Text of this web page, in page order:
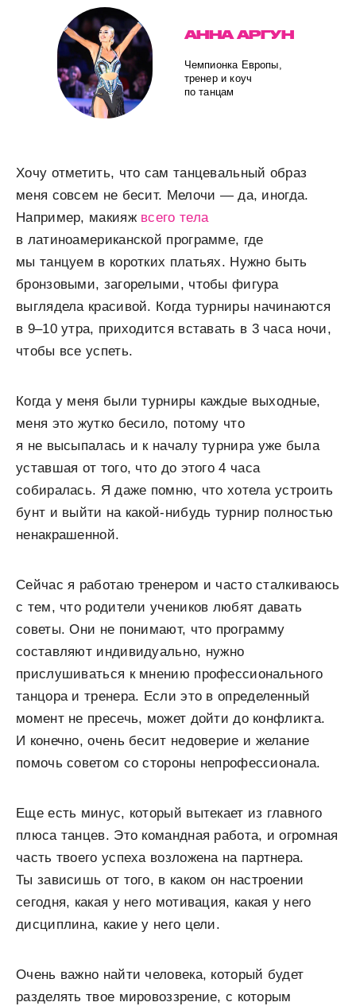
АННА АРГУН
Чемпионка Европы,
тренер и коуч
по танцам
Хочу отметить, что сам танцевальный образ
меня совсем не бесит. Мелочи — да, иногда.
Например, макияж всего тела
в латиноамериканской программе, где
мы танцуем в коротких платьях. Нужно быть
бронзовыми, загорелыми, чтобы фигура
выглядела красивой. Когда турниры начинаются
в 9–10 утра, приходится вставать в 3 часа ночи,
чтобы все успеть.
Когда у меня были турниры каждые выходные,
меня это жутко бесило, потому что
я не высыпалась и к началу турнира уже была
уставшая от того, что до этого 4 часа
собиралась. Я даже помню, что хотела устроить
бунт и выйти на какой-нибудь турнир полностью
ненакрашенной.
Сейчас я работаю тренером и часто сталкиваюсь
с тем, что родители учеников любят давать
советы. Они не понимают, что программу
составляют индивидуально, нужно
прислушиваться к мнению профессионального
танцора и тренера. Если это в определенный
момент не пресечь, может дойти до конфликта.
И конечно, очень бесит недоверие и желание
помочь советом со стороны непрофессионала.
Еще есть минус, который вытекает из главного
плюса танцев. Это командная работа, и огромная
часть твоего успеха возложена на партнера.
Ты зависишь от того, в каком он настроении
сегодня, какая у него мотивация, какая у него
дисциплина, какие у него цели.
Очень важно найти человека, который будет
разделять твое мировоззрение, с которым